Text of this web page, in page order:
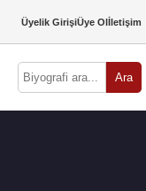
Üyelik GirişiÜye Olİletişim
Ara